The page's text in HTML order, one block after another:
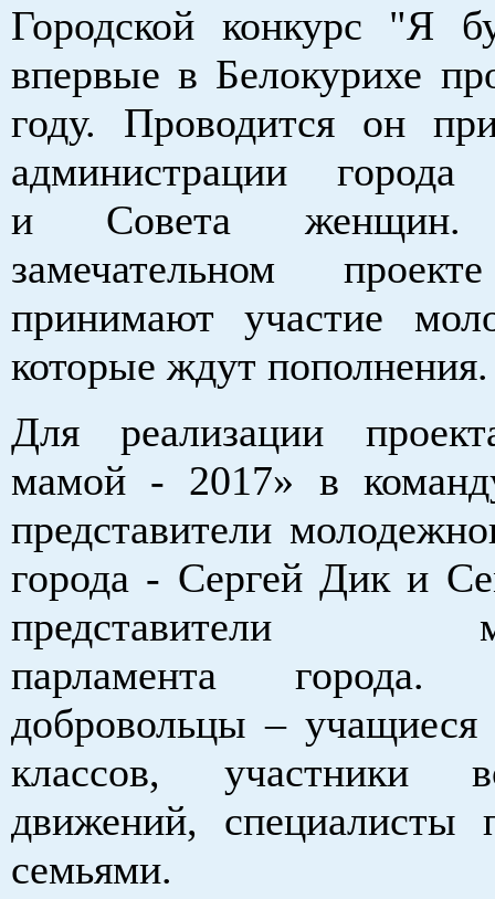
Городской конкурс "Я
впервые в Белокурихе
году. Проводится он
администрации города
и Совета
замечательном
принимают участие
которые ждут
Для реализации
мамой - 2017» в
представители
города - Сергей Дик и
представители
парламента
добровольцы –
классов, участники
движений, специалисты
семьями.